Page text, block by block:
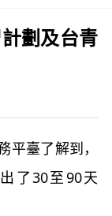
劃及台青
平臺了解到，
了30至90天